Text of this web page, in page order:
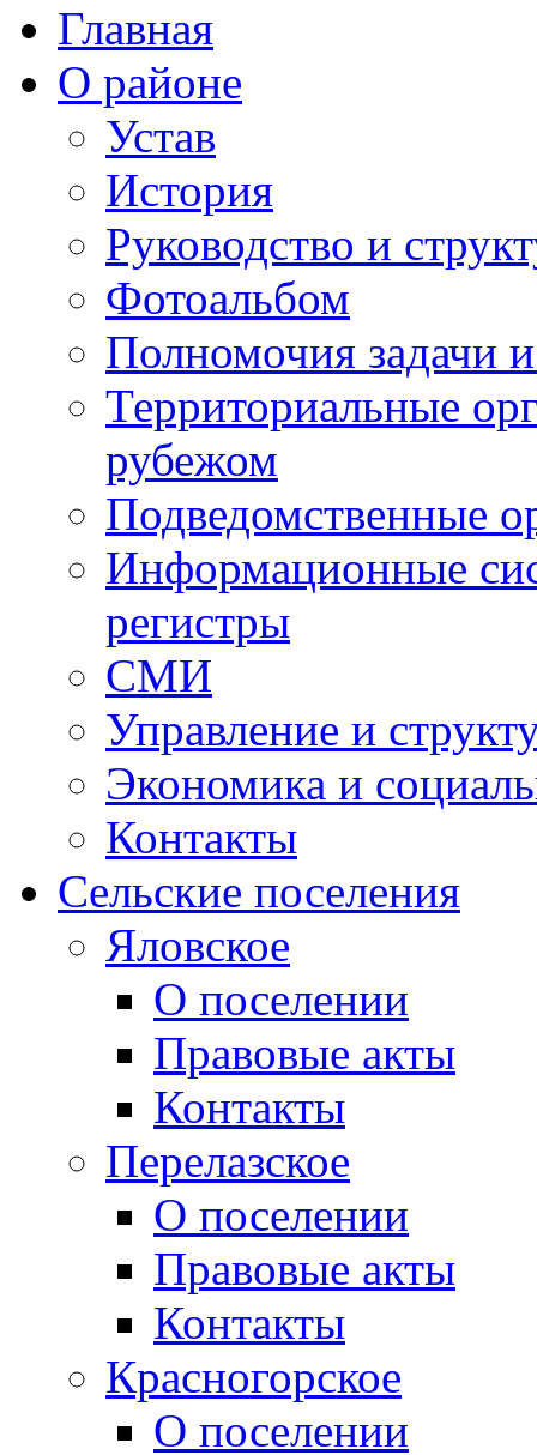
Главная
О районе
Устав
История
Руководство и
Фотоальбом
Полномочия задачи
Территориальные
рубежом
Подведомственные
Информационные
регистры
СМИ
Управление и
Экономика и
Контакты
Сельские поселения
Яловское
О поселении
Правовые акты
Контакты
Перелазское
О поселении
Правовые акты
Контакты
Красногорское
О поселении